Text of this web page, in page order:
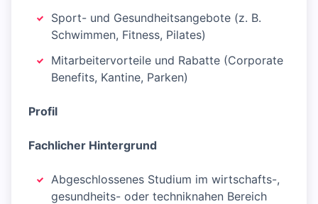
Sport- und Gesundheitsangebote (z. B.
Schwimmen, Fitness, Pilates)
Mitarbeitervorteile und Rabatte (Corporate
Benefits, Kantine, Parken)
Profil
Fachlicher Hintergrund
Abgeschlossenes Studium im wirtschafts-,
gesundheits- oder techniknahen Bereich